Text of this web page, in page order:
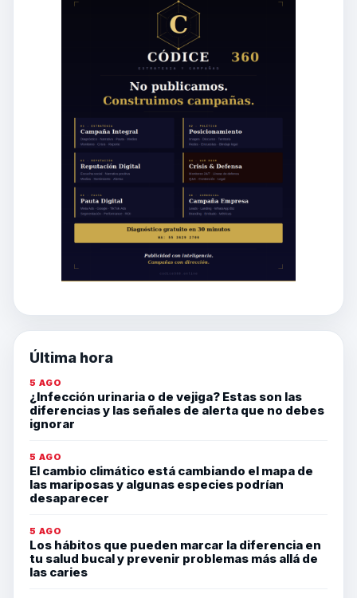
Última hora
5 AGO
¿Infección urinaria o de vejiga? Estas son las
diferencias y las señales de alerta que no debes
ignorar
5 AGO
El cambio climático está cambiando el mapa de
las mariposas y algunas especies podrían
desaparecer
5 AGO
Los hábitos que pueden marcar la diferencia en
tu salud bucal y prevenir problemas más allá de
las caries